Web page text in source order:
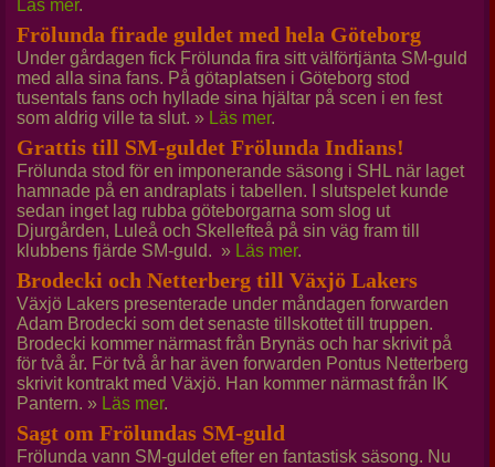
Läs mer.
Frölunda firade guldet med hela Göteborg
Under gårdagen fick Frölunda fira sitt välförtjänta SM-guld
med alla sina fans. På götaplatsen i Göteborg stod
tusentals fans och hyllade sina hjältar på scen i en fest
som aldrig ville ta slut. » Läs mer.
Grattis till SM-guldet Frölunda Indians!
Frölunda stod för en imponerande säsong i SHL när laget
hamnade på en andraplats i tabellen. I slutspelet kunde
sedan inget lag rubba göteborgarna som slog ut
Djurgården, Luleå och Skellefteå på sin väg fram till
klubbens fjärde SM-guld. » Läs mer.
Brodecki och Netterberg till Växjö Lakers
Växjö Lakers presenterade under måndagen forwarden
Adam Brodecki som det senaste tillskottet till truppen.
Brodecki kommer närmast från Brynäs och har skrivit på
för två år. För två år har även forwarden Pontus Netterberg
skrivit kontrakt med Växjö. Han kommer närmast från IK
Pantern. » Läs mer.
Sagt om Frölundas SM-guld
Frölunda vann SM-guldet efter en fantastisk säsong. Nu